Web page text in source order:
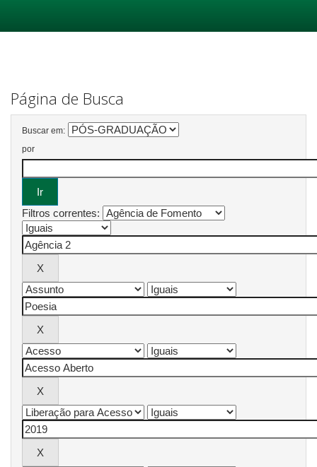
Página de Busca
Buscar em:
por
Filtros correntes: